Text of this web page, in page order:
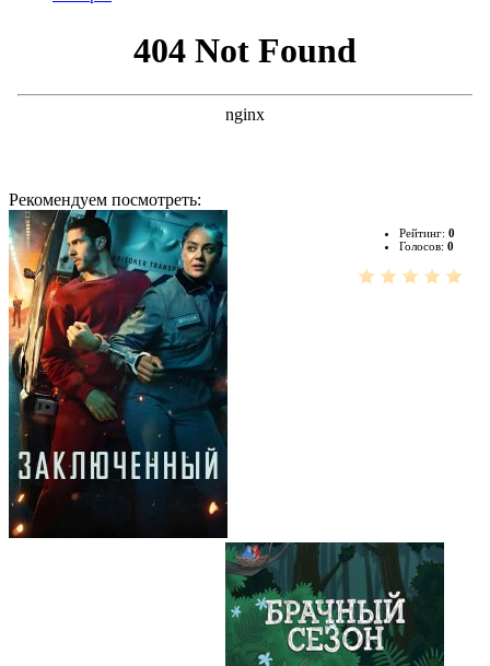
Рекомендуем посмотреть:
Рейтинг: 0
Голосов: 0